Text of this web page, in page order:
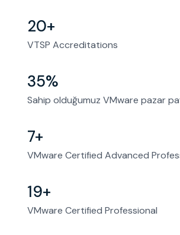
20+
VTSP Accreditations
35%
Sahip olduğumuz VMware pazar
7+
VMware Certified Advanced
19+
VMware Certified Professional